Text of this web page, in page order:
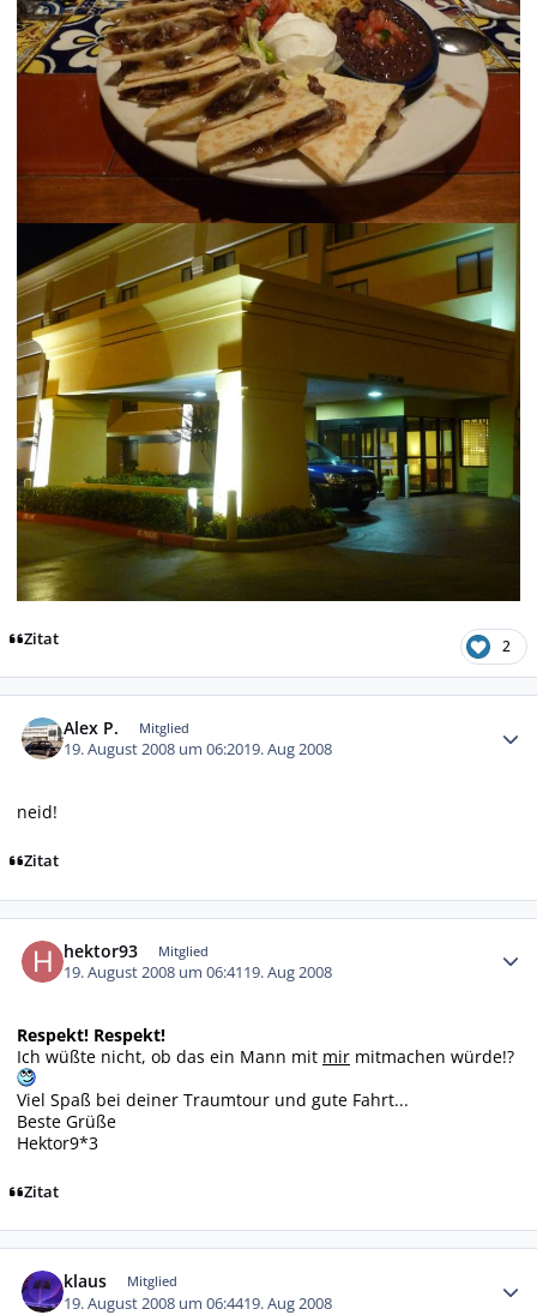
Zitat 2
Alex P. Mitglied
19. August 2008 um 06:2019. Aug 2008
neid!
Zitat
hektor93 Mitglied
19. August 2008 um 06:4119. Aug 2008
Respekt! Respekt!
Ich wüßte nicht, ob das ein Mann mit mir mitmachen würde!?
Viel Spaß bei deiner Traumtour und gute Fahrt...
Beste Grüße
Hektor9*3
Zitat
klaus Mitglied
19. August 2008 um 06:4419. Aug 2008